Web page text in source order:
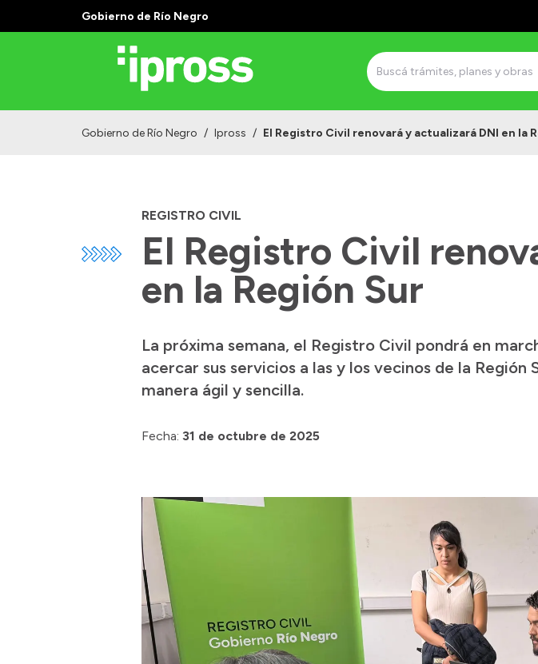
Gobierno de Río Negro
Gobierno de Río Negro / Ipross / El Registro Civil renovará y actualizará DNI en la
REGISTRO CIVIL
El Registro Civil
en la Región Sur
La próxima semana, el Registro Civil pondrá en
acercar sus servicios a las y los vecinos de la
manera ágil y sencilla.
Fecha: 31 de octubre de 2025